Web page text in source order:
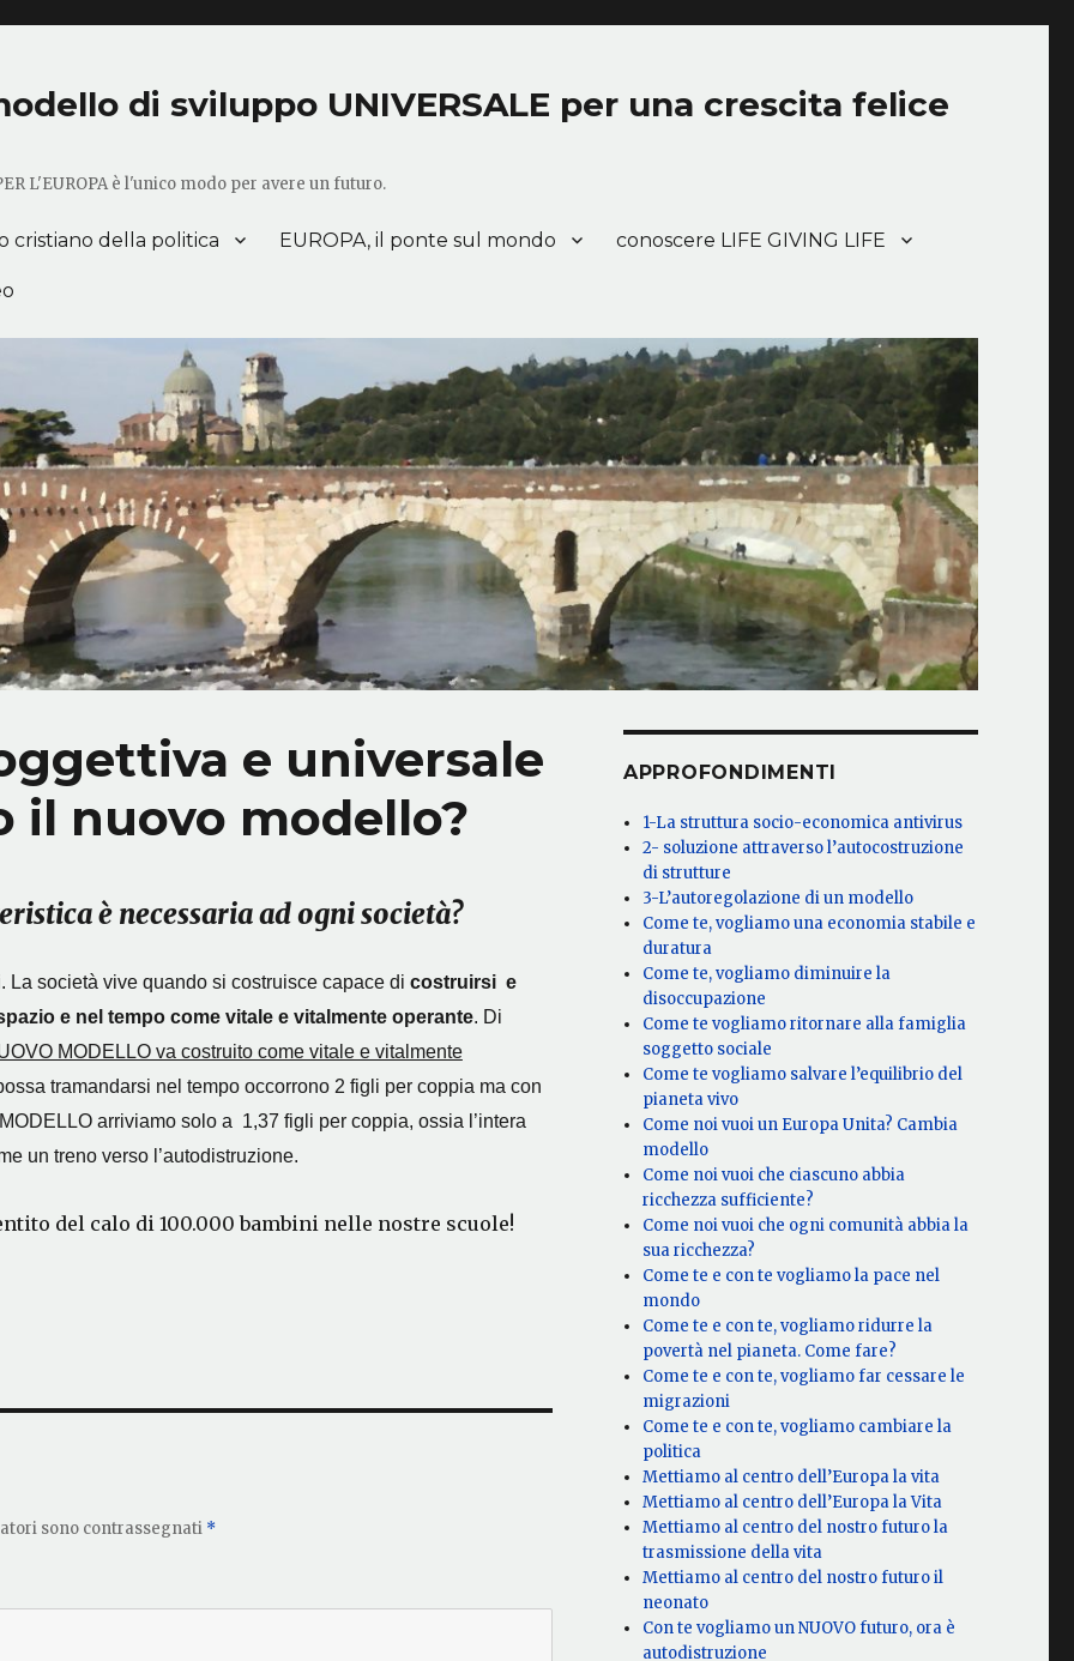
di sviluppo UNIVERSALE per una crescita felice
L'EUROPA è l'unico modo per avere un futuro.
cristiano della politica EUROPA, il ponte sul mondo conoscere LIFE GIVING LIFE
e universale
il nuovo modello?
è necessaria ad ogni società?
La società vive quando si costruisce capace di costruirsi e
e nel tempo come vitale e vitalmente operante. Di
MODELLO va costruito come vitale e vitalmente
tramandarsi nel tempo occorrono 2 figli per coppia ma con
arriviamo solo a 1,37 figli per coppia, ossia l’intera
un treno verso l’autodistruzione.
del calo di 100.000 bambini nelle nostre scuole!
sono contrassegnati *
APPROFONDIMENTI
1-La struttura socio-economica antivirus
2- soluzione attraverso l’autocostruzione
di strutture
3-L’autoregolazione di un modello
Come te, vogliamo una economia stabile e
duratura
Come te, vogliamo diminuire la
disoccupazione
Come te vogliamo ritornare alla famiglia
soggetto sociale
Come te vogliamo salvare l’equilibrio del
pianeta vivo
Come noi vuoi un Europa Unita? Cambia
modello
Come noi vuoi che ciascuno abbia
ricchezza sufficiente?
Come noi vuoi che ogni comunità abbia la
sua ricchezza?
Come te e con te vogliamo la pace nel
mondo
Come te e con te, vogliamo ridurre la
povertà nel pianeta. Come fare?
Come te e con te, vogliamo far cessare le
migrazioni
Come te e con te, vogliamo cambiare la
politica
Mettiamo al centro dell’Europa la vita
Mettiamo al centro dell’Europa la Vita
Mettiamo al centro del nostro futuro la
trasmissione della vita
Mettiamo al centro del nostro futuro il
neonato
Con te vogliamo un NUOVO futuro, ora è
autodistruzione